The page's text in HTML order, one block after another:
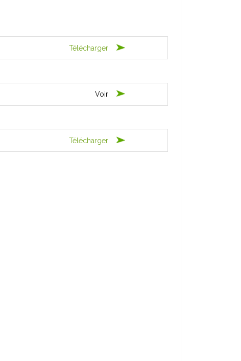
Télécharger
Voir
Télécharger